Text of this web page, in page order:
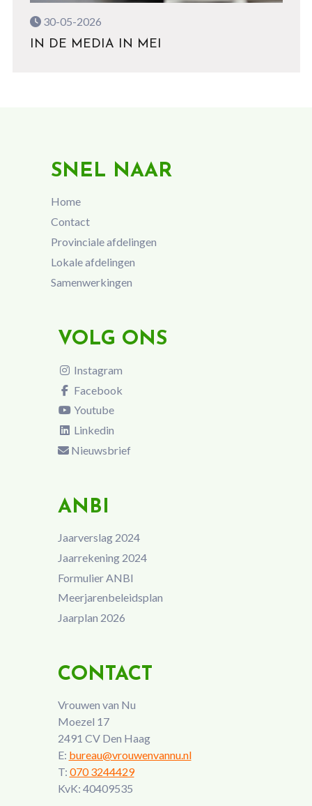
30-05-2026
IN DE MEDIA IN MEI
SNEL NAAR
Home
Contact
Provinciale afdelingen
Lokale afdelingen
Samenwerkingen
VOLG ONS
Instagram
Facebook
Youtube
Linkedin
Nieuwsbrief
ANBI
Jaarverslag 2024
Jaarrekening 2024
Formulier ANBI
Meerjarenbeleidsplan
Jaarplan 2026
CONTACT
Vrouwen van Nu
Moezel 17
2491 CV Den Haag
E: bureau@vrouwenvannu.nl
T: 070 3244429
KvK: 40409535